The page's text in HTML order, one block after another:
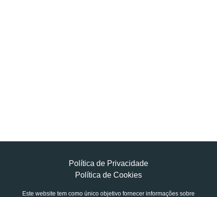
Política de Privacidade
Política de Cookies
Este website tem como único objetivo fornecer informações sobre